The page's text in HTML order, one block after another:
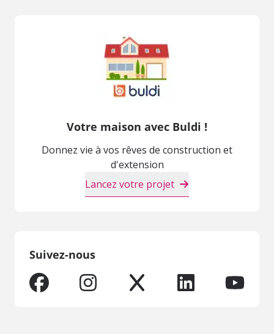
Votre maison avec Buldi !
Donnez vie à vos rêves de construction et
d'extension
Lancez votre projet
Suivez-nous